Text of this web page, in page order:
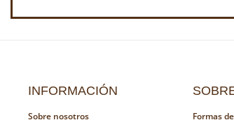
INFORMACIÓN
Sobre nosotros Formas